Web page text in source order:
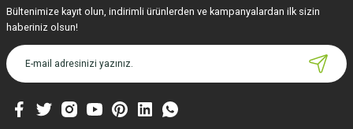
Bültenimize kayıt olun, indirimli ürünlerden ve kampanyalardan ilk sizin
haberiniz olsun!